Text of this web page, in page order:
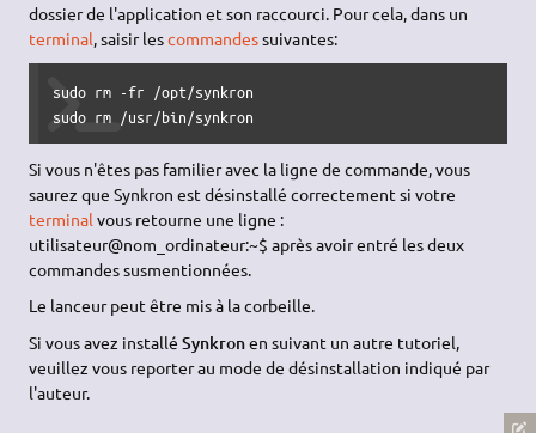
dossier de l'application et son raccourci. Pour cela, dans un
terminal, saisir lescommandessuivantes:
sudo rm -fr /opt/synkron
sudo rm /usr/bin/synkron
Si vous n'êtes pas familier avec la ligne de commande, vous
saurez que Synkron est désinstallé correctement si votre
terminal vous retourne une ligne :
utilisateur@nom_ordinateur:~$ après avoir entré les deux
commandes susmentionnées.
Le lanceur peut être mis à la corbeille.
Si vous avez installéSynkronen suivant un autre tutoriel,
veuillez vous reporter au mode de désinstallation indiqué par
l'auteur.